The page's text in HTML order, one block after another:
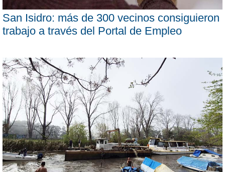
San Isidro: más de 300 vecinos consiguieron
trabajo a través del Portal de Empleo